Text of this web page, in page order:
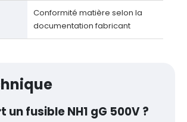
Conformité matière selon la
documentation fabricant
un fusible NH1 gG 500V ?